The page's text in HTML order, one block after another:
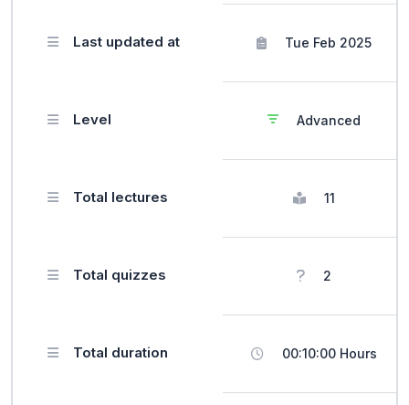
Last updated at Tue Feb 2025
Level Advanced
Total lectures 11
Total quizzes 2
Total duration 00:10:00 Hours